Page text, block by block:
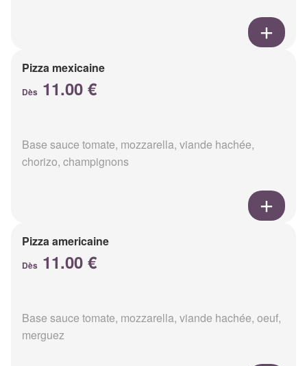
Pizza mexicaine
Dès 11.00 €
Base sauce tomate, mozzarella, viande hachée,
chorizo, champignons
Pizza americaine
Dès 11.00 €
Base sauce tomate, mozzarella, viande hachée, oeuf,
merguez